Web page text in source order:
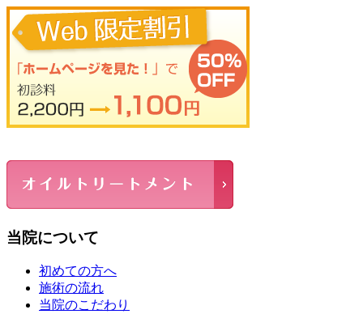
当院について
初めての方へ
施術の流れ
当院のこだわり